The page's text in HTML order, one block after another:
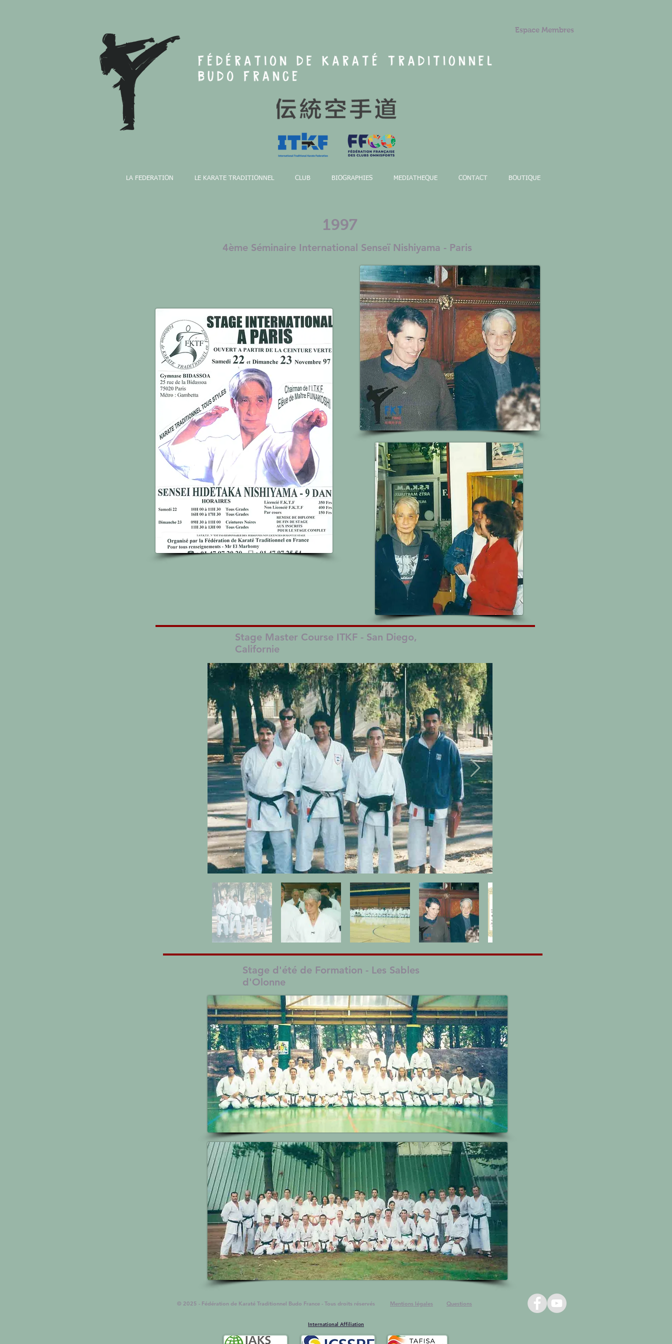
Espace Membres
LA FEDERATION LE KARATE TRADITIONNEL CLUB BIOGRAPHIES MEDIATHEQUE CONTACT BOUTIQUE
1997
4ème Séminaire International Senseï Nishiyama - Paris
Stage Master Course ITKF - San Diego,
Californie
Stage d'été de Formation - Les Sables
d'Olonne
© 2025 - Fédération de Karaté Traditionnel Budo France - Tous droits réservés Mentions légales Questions
International Affiliation